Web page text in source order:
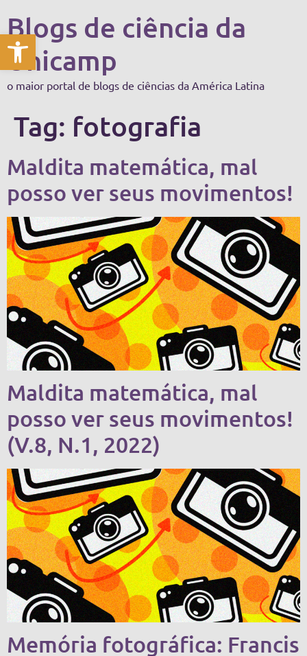
Abrir a barra de ferramentas
Blogs de ciência da
Unicamp
o maior portal de blogs de ciências da América Latina
Tag: fotografia
Maldita matemática, mal
posso ver seus movimentos!
Maldita matemática, mal
posso ver seus movimentos!
(V.8, N.1, 2022)
Memória fotográfica: Francis